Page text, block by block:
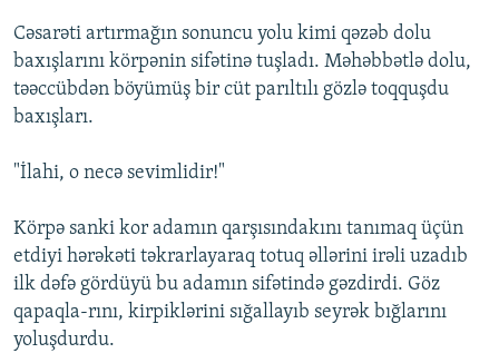
Cəsarəti artırmağın sonuncu yolu kimi qəzəb dolu
baxışlarını körpənin sifətinə tuşladı. Məhəbbətlə dolu,
təəccübdən böyümüş bir cüt parıltılı gözlə toqquşdu
baxışları.
"İlahi, o necə sevimlidir!"
Körpə sanki kor adamın qarşısındakını tanımaq üçün
etdiyi hərəkəti təkrarlayaraq totuq əllərini irəli uzadıb
ilk dəfə gördüyü bu adamın sifətində gəzdirdi. Göz
qapaqla-rını, kirpiklərini sığallayıb seyrək bığlarını
yoluşdurdu.